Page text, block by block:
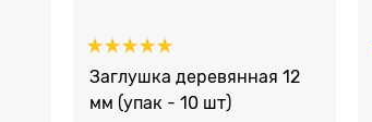
Заглушка деревянная 12
мм (упак - 10 шт)